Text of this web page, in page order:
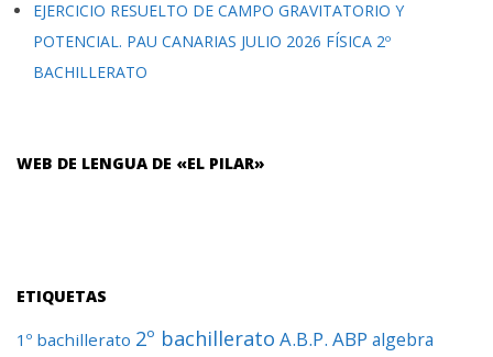
EJERCICIO RESUELTO DE CAMPO GRAVITATORIO Y
POTENCIAL. PAU CANARIAS JULIO 2026 FÍSICA 2º
BACHILLERATO
WEB DE LENGUA DE «EL PILAR»
ETIQUETAS
1º bachillerato 2º bachillerato A.B.P. ABP algebra